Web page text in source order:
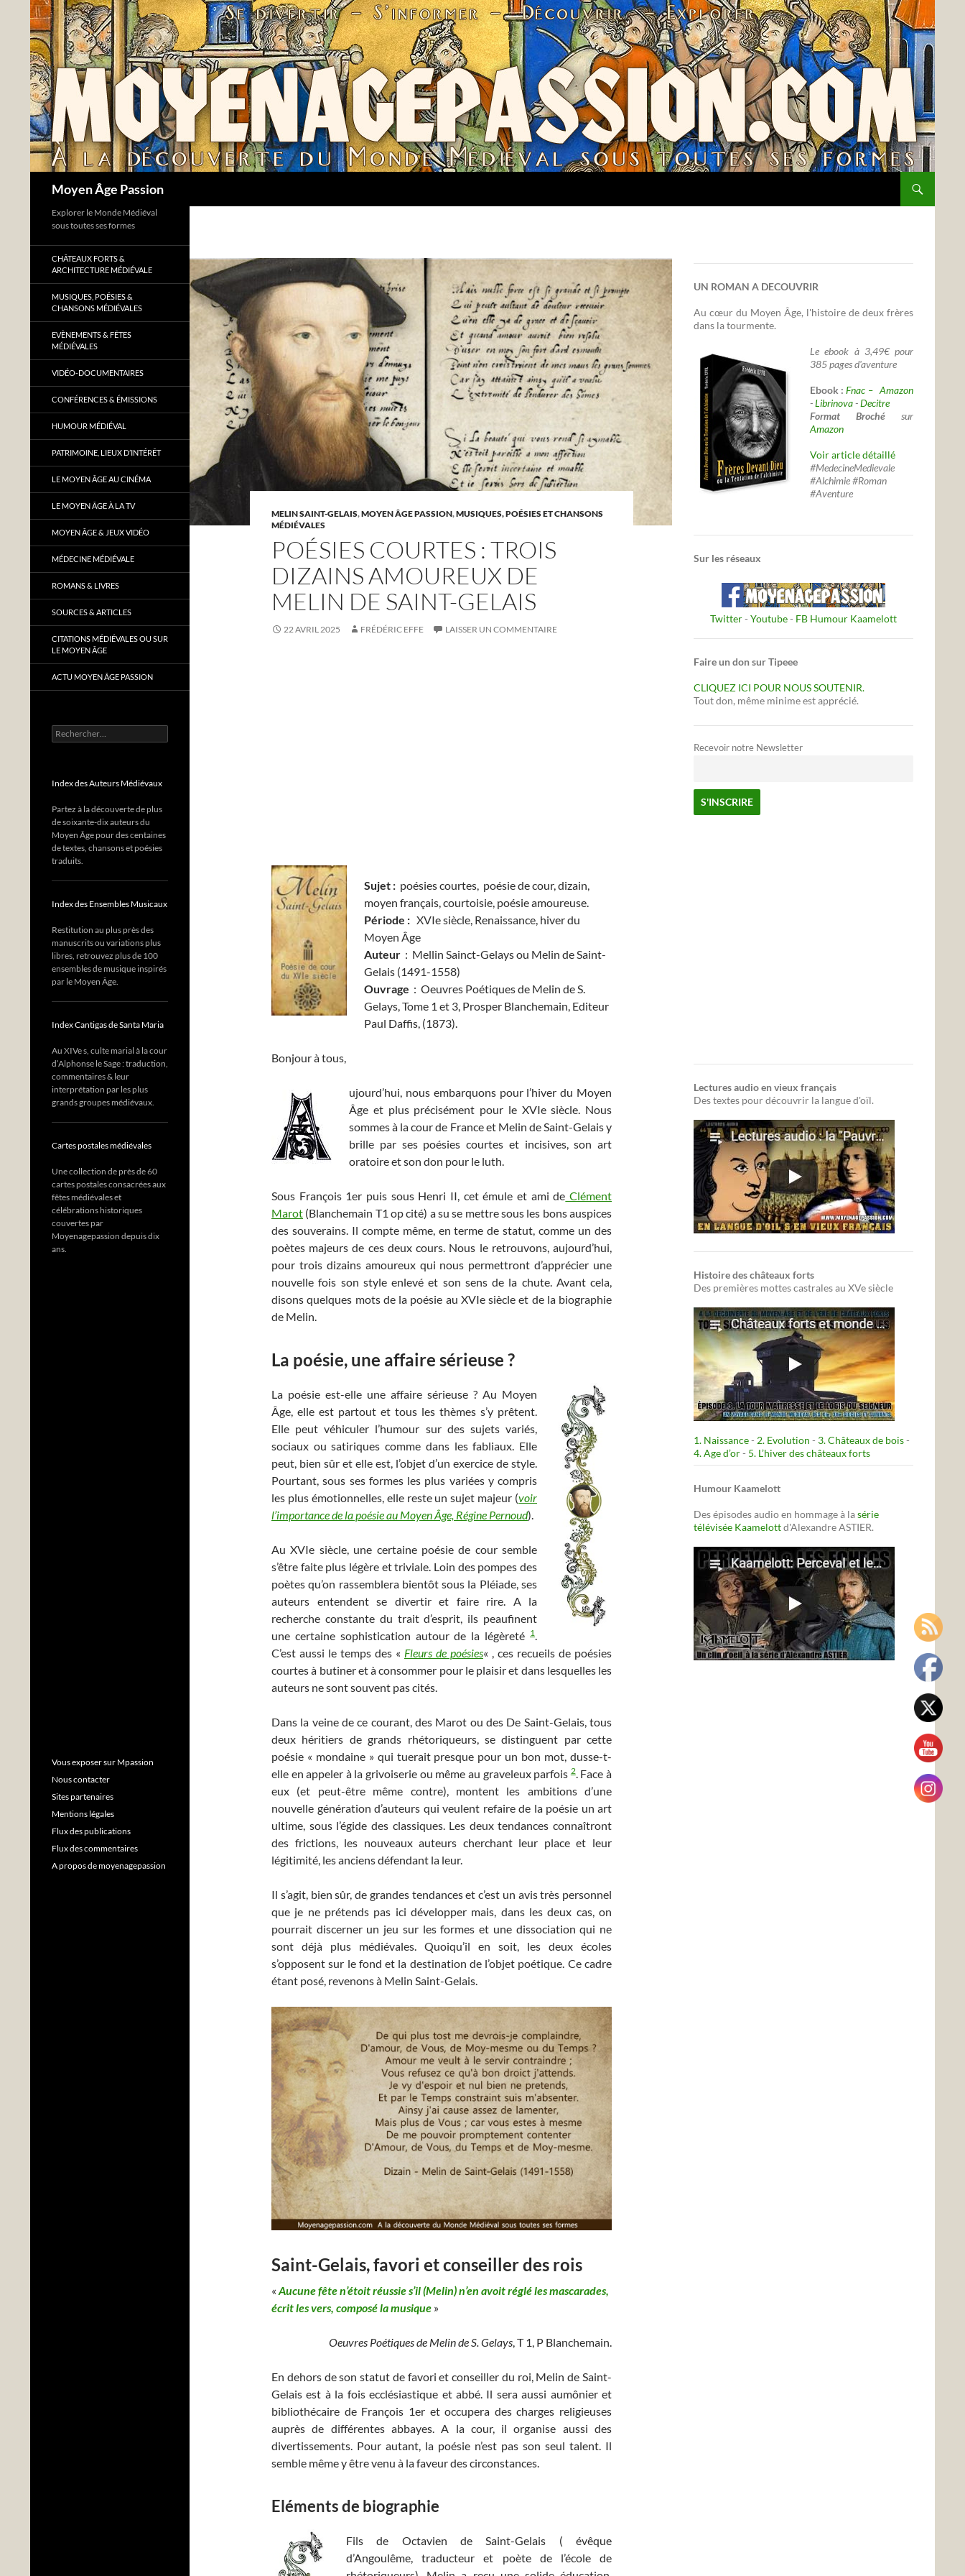
contenu
Moyen Âge Passion
MELIN SAINT-GELAIS,MOYEN ÂGE PASSION,MUSIQUES, POÉSIES ET CHANSONS
MÉDIÉVALES
POÉSIES COURTES : TROIS
DIZAINS AMOUREUX DE
MELIN DE SAINT-GELAIS
22 AVRIL 2025 FRÉDÉRIC EFFE LAISSER UN COMMENTAIRE
Sujet : poésies courtes, poésie de cour, dizain,
moyen français, courtoisie, poésie amoureuse.
Période : XVIe siècle, Renaissance, hiver du
Moyen Âge
Auteur : Mellin Sainct-Gelays ou Melin de Saint-
Gelais (1491-1558)
Ouvrage : Oeuvres Poétiques de Melin de S.
Gelays, Tome 1 et 3, Prosper Blanchemain, Editeur
Paul Daffis, (1873).
Bonjour à tous,
ujourd’hui, nous embarquons pour l’hiver du Moyen
Âge et plus précisément pour le XVIe siècle. Nous
sommes à la cour de France et Melin de Saint-Gelais y
brille par ses poésies courtes et incisives, son art
oratoire et son don pour le luth.
Sous François 1er puis sous Henri II, cet émule et ami de Clément
Marot (Blanchemain T1 op cité) a su se mettre sous les bons auspices
des souverains. Il compte même, en terme de statut, comme un des
poètes majeurs de ces deux cours. Nous le retrouvons, aujourd’hui,
pour trois dizains amoureux qui nous permettront d’apprécier une
nouvelle fois son style enlevé et son sens de la chute. Avant cela,
disons quelques mots de la poésie au XVIe siècle et de la biographie
de Melin.
La poésie, une affaire sérieuse ?
La poésie est-elle une affaire sérieuse ? Au Moyen
Âge, elle est partout et tous les thèmes s’y prêtent.
Elle peut véhiculer l’humour sur des sujets variés,
sociaux ou satiriques comme dans les fabliaux. Elle
peut, bien sûr et elle est, l’objet d’un exercice de style.
Pourtant, sous ses formes les plus variées y compris
les plus émotionnelles, elle reste un sujet majeur (voir
l’importance de la poésie au Moyen Âge, Régine Pernoud).
Au XVIe siècle, une certaine poésie de cour semble
s’être faite plus légère et triviale. Loin des pompes des
poètes qu’on rassemblera bientôt sous la Pléiade, ses
auteurs entendent se divertir et faire rire. A la
recherche constante du trait d’esprit, ils peaufinent
une certaine sophistication autour de la légèreté 1.
C’est aussi le temps des « Fleurs de poésies« , ces recueils de poésies
courtes à butiner et à consommer pour le plaisir et dans lesquelles les
auteurs ne sont souvent pas cités.
Dans la veine de ce courant, des Marot ou des De Saint-Gelais, tous
deux héritiers de grands rhétoriqueurs, se distinguent par cette
poésie « mondaine » qui tuerait presque pour un bon mot, dusse-t-
elle en appeler à la grivoiserie ou même au graveleux parfois2. Face à
eux (et peut-être même contre), montent les ambitions d’une
nouvelle génération d’auteurs qui veulent refaire de la poésie un art
ultime, sous l’égide des classiques. Les deux tendances connaîtront
des frictions, les nouveaux auteurs cherchant leur place et leur
légitimité, les anciens défendant la leur.
Il s’agit, bien sûr, de grandes tendances et c’est un avis très personnel
que je ne prétends pas ici développer mais, dans les deux cas, on
pourrait discerner un jeu sur les formes et une dissociation qui ne
sont déjà plus médiévales. Quoiqu’il en soit, les deux écoles
s’opposent sur le fond et la destination de l’objet poétique. Ce cadre
étant posé, revenons à Melin Saint-Gelais.
Saint-Gelais, favori et conseiller des rois
« Aucune fête n’étoit réussie s’il (Melin) n’en avoit réglé les mascarades,
écrit les vers, composé la musique »
Oeuvres Poétiques de Melin de S. Gelays, T 1, P Blanchemain.
En dehors de son statut de favori et conseiller du roi, Melin de Saint-
Gelais est à la fois ecclésiastique et abbé. Il sera aussi aumônier et
bibliothécaire de François 1er et occupera des charges religieuses
auprès de différentes abbayes. A la cour, il organise aussi des
divertissements. Pour autant, la poésie n’est pas son seul talent. Il
semble même y être venu à la faveur des circonstances.
Eléments de biographie
Fils de Octavien de Saint-Gelais ( évêque
d’Angoulême, traducteur et poète de l’école de
UN ROMAN A DECOUVRIR
Au cœur du Moyen Âge, l'histoire de deux frères
dans la tourmente.
Le ebook à 3,49€ pour
385 pages d'aventure
Ebook :Fnac – Amazon
-Librinova-Decitre
Format Broché sur
Amazon
Voir article détaillé
#MedecineMedievale
#Alchimie #Roman
#Aventure
Sur les réseaux
Twitter- Youtube- FB Humour Kaamelott
Faire un don sur Tipeee
CLIQUEZ ICI POUR NOUS SOUTENIR.
Tout don, même minime est apprécié.
Recevoir notre Newsletter
Lectures audio en vieux français
Des textes pour découvrir la langue d'oïl.
Histoire des châteaux forts
Des premières mottes castrales au XVe siècle
1. Naissance- 2. Evolution - 3. Châteaux de bois-
4. Age d’or- 5. L’hiver des châteaux forts
Humour Kaamelott
Des épisodes audio en hommage à lasérie
télévisée Kaamelottd'Alexandre ASTIER.
Explorer le Monde Médiéval
sous toutes ses formes
CHÂTEAUX FORTS &
ARCHITECTURE MÉDIÉVALE
MUSIQUES, POÉSIES &
CHANSONS MÉDIÉVALES
EVÈNEMENTS & FÊTES
MÉDIÉVALES
VIDÉO-DOCUMENTAIRES
CONFÉRENCES & ÉMISSIONS
HUMOUR MÉDIÉVAL
PATRIMOINE, LIEUX D’INTÉRÊT
LE MOYEN ÂGE AU CINÉMA
LE MOYEN ÂGE À LA TV
MOYEN ÂGE & JEUX VIDÉO
MÉDECINE MÉDIÉVALE
ROMANS & LIVRES
SOURCES & ARTICLES
CITATIONS MÉDIÉVALES OU SUR
LE MOYEN ÂGE
ACTU MOYEN ÂGE PASSION
Rechercher :
Index des Auteurs Médiévaux
Partez à la découverte de plus
de soixante-dix auteurs du
Moyen Âge pour des centaines
de textes, chansons et poésies
traduits.
Index des Ensembles Musicaux
Restitution au plus près des
manuscrits ou variations plus
libres, retrouvez plus de 100
ensembles de musique inspirés
par le Moyen Âge.
Index Cantigas de Santa Maria
Au XIVe s, culte marial à la cour
d’Alphonse le Sage : traduction,
commentaires & leur
interprétation par les plus
grands groupes médiévaux.
Cartes postales médiévales
Une collection de près de 60
cartes postales consacrées aux
fêtes médiévales et
célébrations historiques
couvertes par
Moyenagepassion depuis dix
ans.
Vous exposer sur Mpassion
Nous contacter
Sites partenaires
Mentions légales
Flux des publications
Flux des commentaires
A propos de moyenagepassion